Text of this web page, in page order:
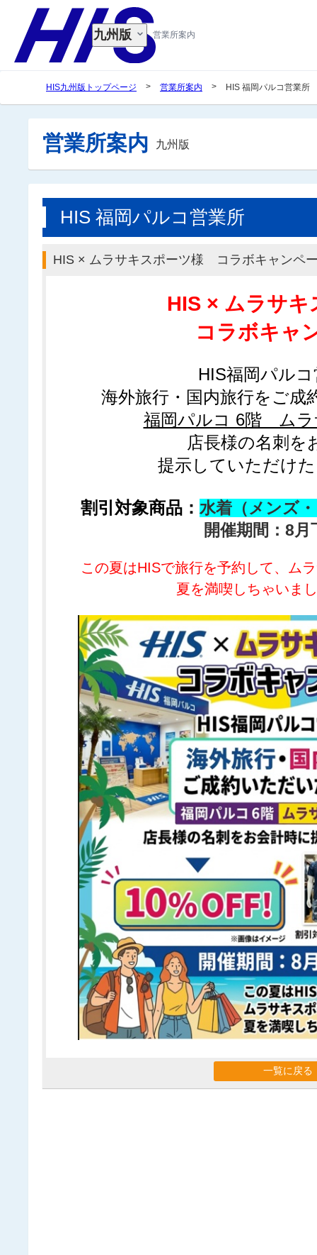
営業所案内
九州版
HIS九州版トップページ > 営業所案内 > HIS 福岡パルコ営業所
営業所案内 九州版
HIS 福岡パルコ営業所
HIS × ムラサキスポーツ様 コラボキャンペ
HIS × ムラサキ
コラボキャ
HIS福岡パル
海外旅行・国内旅行をご成
福岡パルコ 6階 ムラ
店長様の名刺を
提示していただけ
割引対象商品： 水着（メンズ
開催期間：8月
この夏はHISで旅行を予約して、ム
夏を満喫しちゃいま
一覧に戻る